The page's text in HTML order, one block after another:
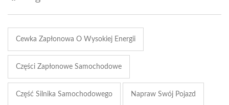
Cewka Zapłonowa O Wysokiej Energii
Części Zapłonowe Samochodowe
Część Silnika Samochodowego Napraw Swój Pojazd